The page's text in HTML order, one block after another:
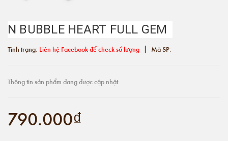
N BUBBLE HEART FULL GEM
Tình trạng: Liên hệ Facebook để check số lượng | Mã SP:
Thông tin sản phẩm đang được cập nhật.
790.000₫